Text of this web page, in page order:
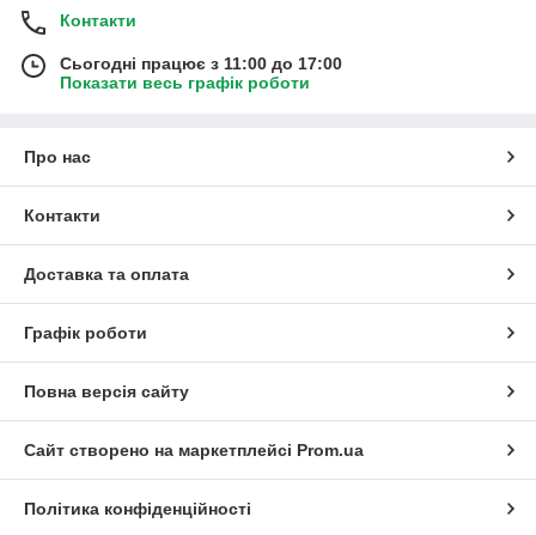
Контакти
Сьогодні працює з 11:00 до 17:00
Показати весь графік роботи
Про нас
Контакти
Доставка та оплата
Графік роботи
Повна версія сайту
Сайт створено на маркетплейсі Prom.ua
Політика конфіденційності